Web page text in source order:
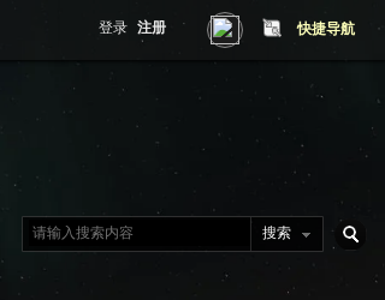
快捷导航
登录 注册
搜索